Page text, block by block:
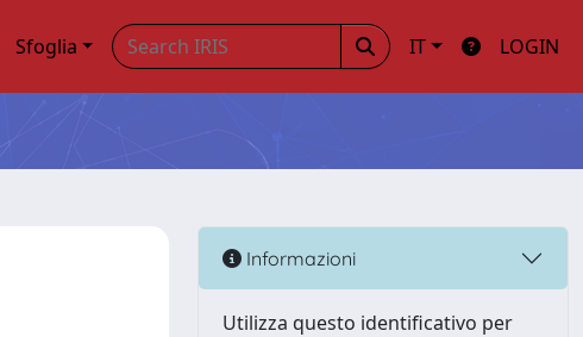
Sfoglia IT LOGIN
Informazioni
Utilizza questo identificativo per